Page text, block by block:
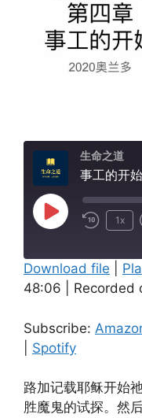
生命之道
事工的开
Play
1x
Amazon
RSS FEED
SHARE
LINK
EMBED
Download file
48:06
Recorded
Subscribe:
Spotify
路加记载耶稣开始
胜魔鬼的试探。然